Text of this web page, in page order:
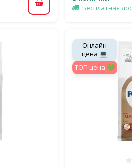
В корзину Бесплатная
Онлайн
цена 💻
TOП цена 💚